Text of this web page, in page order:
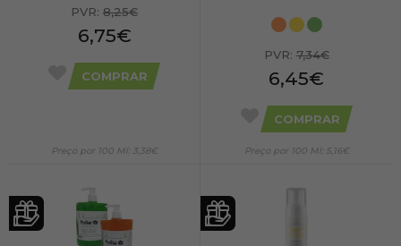
PVR: 8,25€
6,75€
COMPRAR
Preço por 100 Ml: 3,38€
PVR:7,34€
6,45€
COMPRAR
Preço por 100 Ml: 5,16€